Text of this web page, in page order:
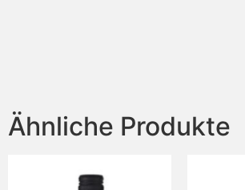
Ähnliche Produkte